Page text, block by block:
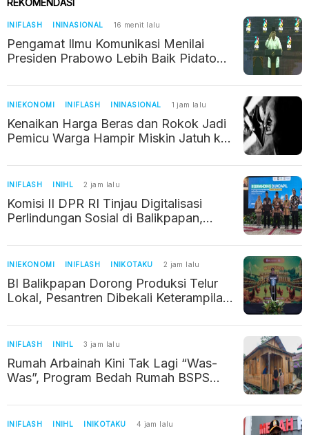
REKOMENDASI
INIFLASH ININASIONAL 16 menit lalu
Pengamat Ilmu Komunikasi Menilai
Presiden Prabowo Lebih Baik Pidato
INIEKONOMI INIFLASH ININASIONAL 1 jam lalu
Kenaikan Harga Beras dan Rokok Jadi
Pemicu Warga Hampir Miskin Jatuh ke
INIFLASH INIHL 2 jam lalu
Komisi II DPR RI Tinjau Digitalisasi
Perlindungan Sosial di Balikpapan,
INIEKONOMI INIFLASH INIKOTAKU 2 jam lalu
BI Balikpapan Dorong Produksi Telur
Lokal, Pesantren Dibekali Keterampilan
INIFLASH INIHL 3 jam lalu
Rumah Arbainah Kini Tak Lagi “Was-
Was”, Program Bedah Rumah BSPS
INIFLASH INIHL INIKOTAKU 4 jam lalu